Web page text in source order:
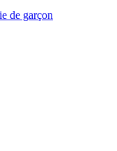
de garçon